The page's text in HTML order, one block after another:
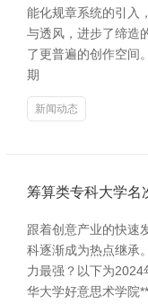
能化规章系统的引入
与透风，进步了缔造
了更普遍的创作空间
期
新闻动态
筹算类专科大学名
跟着创意产业的快速
科逐渐成为热点继承
力最强？以下为
华大学好意思术学院